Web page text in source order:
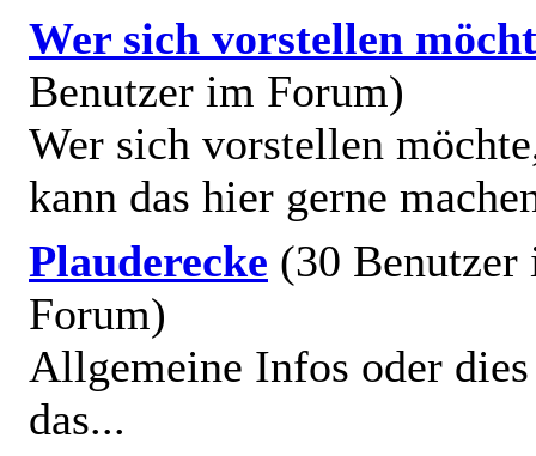
Wer sich vorstellen
Benutzer im Forum)
Wer sich vorstellen
kann das hier gerne
Plauderecke (30 Benutzer
Forum)
Allgemeine Infos oder
das...